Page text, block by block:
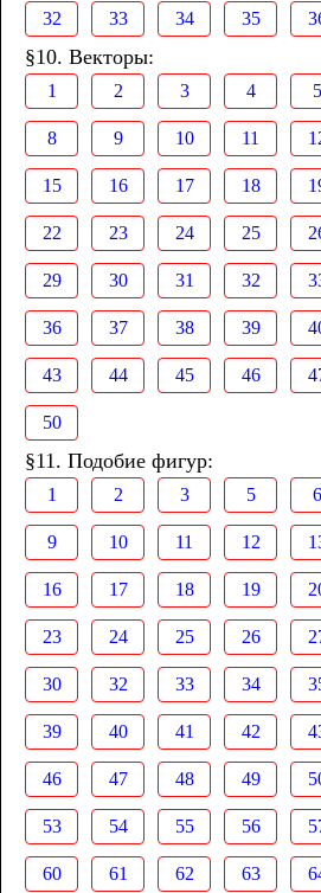
32 33 34 35
§10. Векторы:
1 2 3 4 5
8 9 10 11
15 16 17 18
22 23 24 25
29 30 31 32
36 37 38 39
43 44 45 46
50
§11. Подобие фигур:
1 2 3 5 6
9 10 11 12
16 17 18 19
23 24 25 26
30 32 33 34
39 40 41 42
46 47 48 49
53 54 55 56
60 61 62 63